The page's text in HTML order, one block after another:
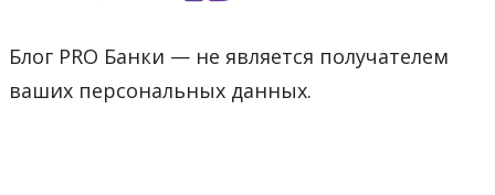
Блог PRO Банки — не является получателем
ваших персональных данных.